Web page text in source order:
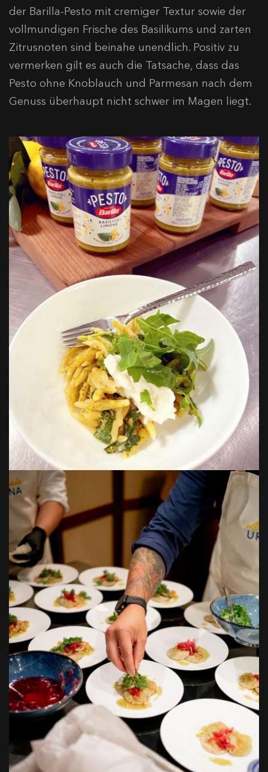
der Barilla-Pesto mit cremiger Textur sowie der
vollmundigen Frische des Basilikums und zarten
Zitrusnoten sind beinahe unendlich. Positiv zu
vermerken gilt es auch die Tatsache, dass das
Pesto ohne Knoblauch und Parmesan nach dem
Genuss überhaupt nicht schwer im Magen liegt.